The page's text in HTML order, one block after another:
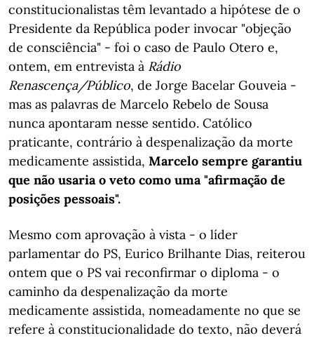
constitucionalistas têm levantado a hipótese de o
Presidente da República poder invocar "objeção
de consciência" - foi o caso de Paulo Otero e,
ontem, em entrevista à Rádio
Renascença/Público, de Jorge Bacelar Gouveia -
mas as palavras de Marcelo Rebelo de Sousa
nunca apontaram nesse sentido. Católico
praticante, contrário à despenalização da morte
medicamente assistida, Marcelo sempre garantiu
que não usaria o veto como uma "afirmação de
posições pessoais".
Mesmo com aprovação à vista - o líder
parlamentar do PS, Eurico Brilhante Dias, reiterou
ontem que o PS vai reconfirmar o diploma - o
caminho da despenalização da morte
medicamente assistida, nomeadamente no que se
refere à constitucionalidade do texto, não deverá